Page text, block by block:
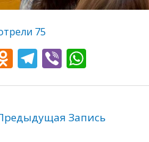
75
O
o
T
gr
Vi
s
Запись